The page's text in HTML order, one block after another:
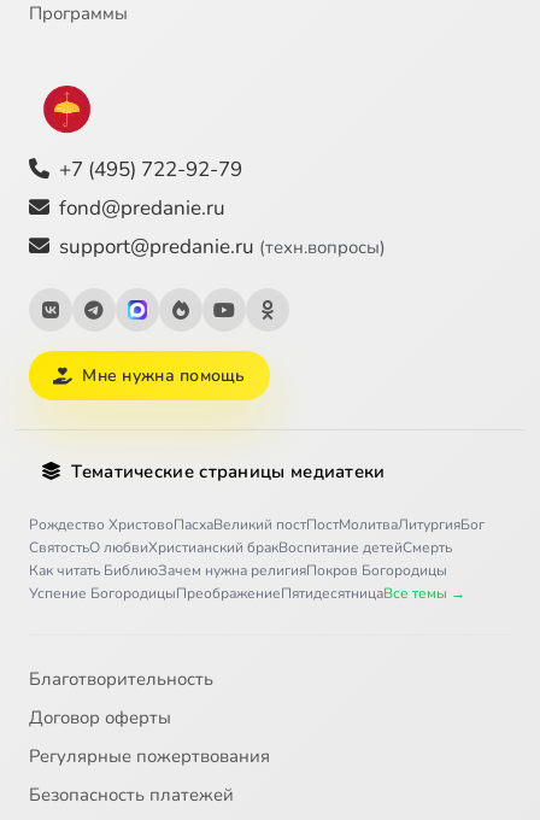
Программы
+7 (495) 722-92-79
fond@predanie.ru
support@predanie.ru (техн.вопросы)
Мне нужна помощь
Тематические страницы медиатеки
Рождество ХристовоПасхаВеликий постПостМолитваЛитургияБог
СвятостьО любвиХристианский бракВоспитание детейСмерть
Как читать БиблиюЗачем нужна религияПокров Богородицы
Успение БогородицыПреображениеПятидесятницаВсе темы →
Благотворительность
Договор оферты
Регулярные пожертвования
Безопасность платежей